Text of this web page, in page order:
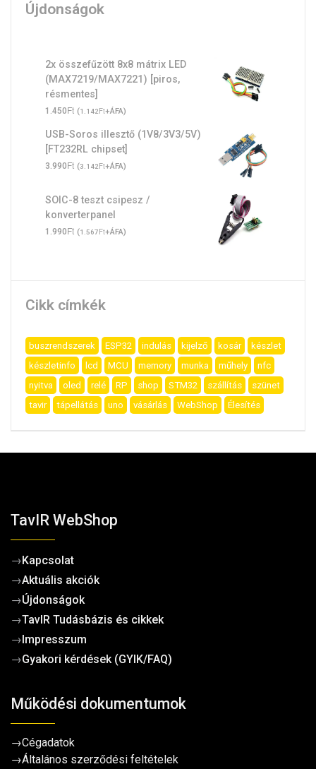
Újdonságok
2x összefűzött 8x8 mátrix LED
(MAX7219/MAX7221) [piros,
résmentes]
1.450Ft (1.142Ft+ÁFA)
USB-Soros illesztő (1V8/3V3/5V)
[FT232RL chipset]
3.990Ft (3.142Ft+ÁFA)
SOIC-8 teszt csipesz /
konverterpanel
1.990Ft (1.567Ft+ÁFA)
Cikk címkék
buszrendszerek ESP32 indulás kijelző kosár
készlet
készletinfo
lcd MCU memory munka műhely
nfc
nyitva
oled relé RP shop STM32 szállítás
szünet
tavir
tápellátás uno vásárlás WebShop Élesítés
TavIR WebShop
→Kapcsolat
→Aktuális akciók
→Újdonságok
→TavIR Tudásbázis és cikkek
→ Impresszum
→Gyakori kérdések (GYIK/FAQ)
Működési dokumentumok
→Cégadatok
→Általános szerződési feltételek